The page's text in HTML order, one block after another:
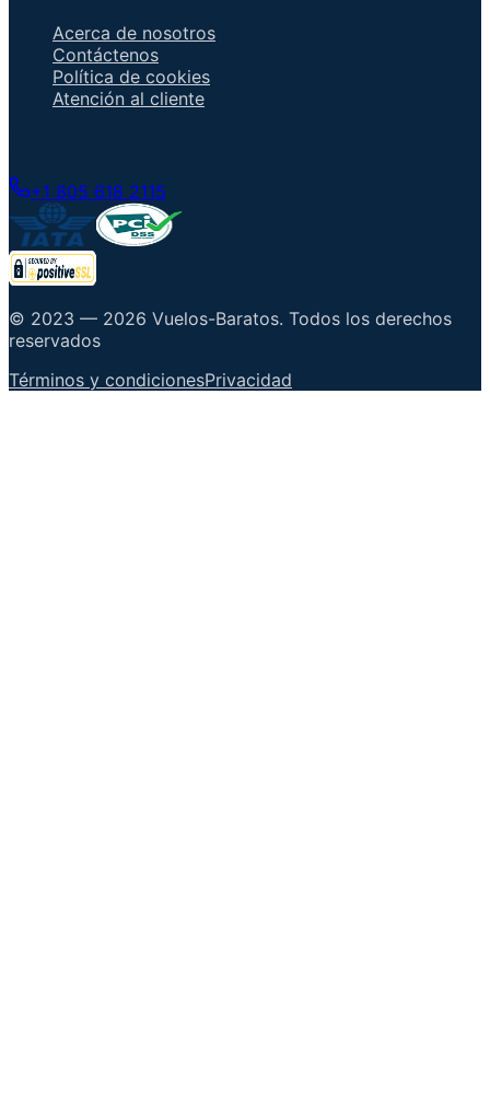
Acerca de nosotros
Contáctenos
Política de cookies
Atención al cliente
+1 805 618 2115
© 2023 — 2026 Vuelos-Baratos. Todos los derechos
reservados
Términos y condicionesPrivacidad